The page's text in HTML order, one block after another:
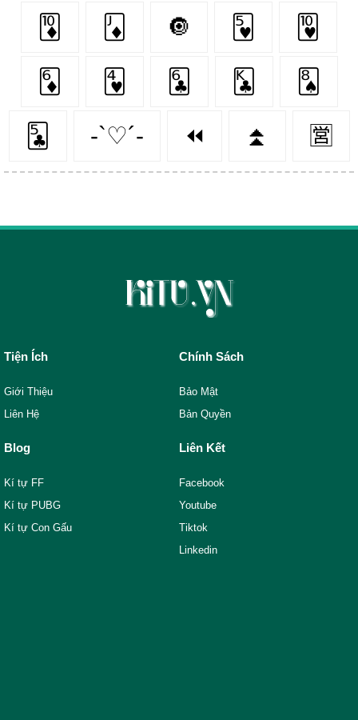
🃊 🃋 🔘 🂵 🂺
🃆 🂴 🃖 🃞 🂨
🃕 -`♡´- ⏪ ⏫ 🈺
Tiện Ích
Giới Thiệu
Liên Hệ
Chính Sách
Bảo Mật
Bản Quyền
Blog
Kí tự FF
Kí tự PUBG
Kí tự Con Gấu
Liên Kết
Facebook
Youtube
Tiktok
Linkedin